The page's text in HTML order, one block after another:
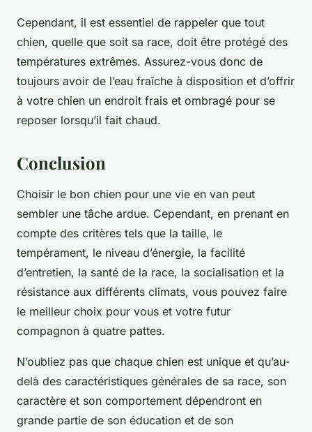
Cependant, il est essentiel de rappeler que tout
chien, quelle que soit sa race, doit être protégé des
températures extrêmes. Assurez-vous donc de
toujours avoir de l’eau fraîche à disposition et d’offrir
à votre chien un endroit frais et ombragé pour se
reposer lorsqu’il fait chaud.
Conclusion
Choisir le bon chien pour une vie en van peut
sembler une tâche ardue. Cependant, en prenant en
compte des critères tels que la taille, le
tempérament, le niveau d’énergie, la facilité
d’entretien, la santé de la race, la socialisation et la
résistance aux différents climats, vous pouvez faire
le meilleur choix pour vous et votre futur
compagnon à quatre pattes.
N’oubliez pas que chaque chien est unique et qu’au-
delà des caractéristiques générales de sa race, son
caractère et son comportement dépendront en
grande partie de son éducation et de son